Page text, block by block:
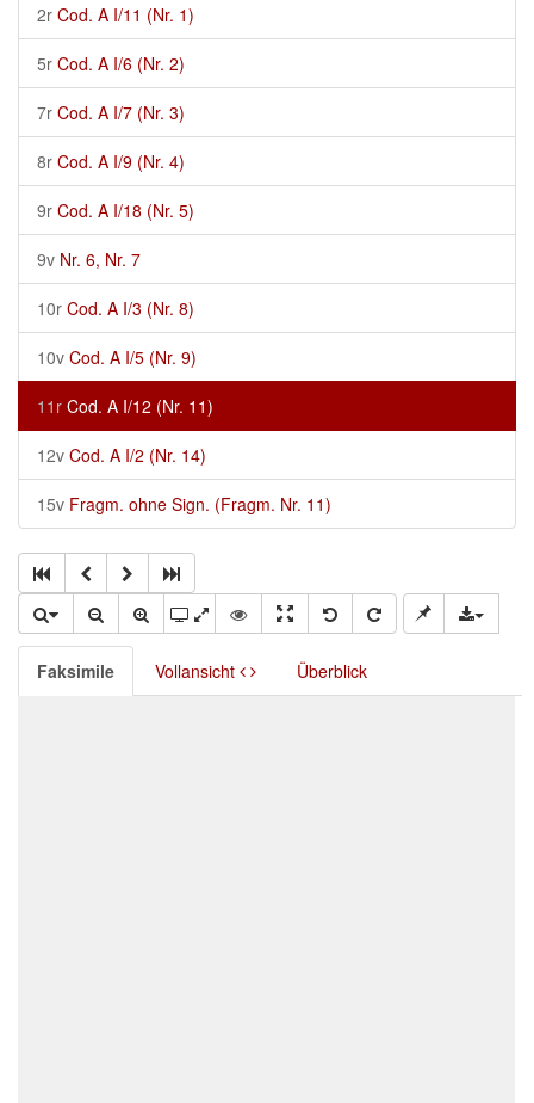
2r Cod. A I/11 (Nr. 1)
5r Cod. A I/6 (Nr. 2)
7r Cod. A I/7 (Nr. 3)
8r Cod. A I/9 (Nr. 4)
9r Cod. A I/18 (Nr. 5)
9v Nr. 6, Nr. 7
10r Cod. A I/3 (Nr. 8)
10v Cod. A I/5 (Nr. 9)
11r Cod. A I/12 (Nr. 11)
12v Cod. A I/2 (Nr. 14)
15v Fragm. ohne Sign. (Fragm. Nr. 11)
Faksimile Vollansicht Überblick